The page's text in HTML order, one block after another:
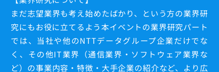
若手社員
M.Ejima
まだ志望業界も考え始めたばかり、という方の業界研
究にもお役に立てるよう本イベントの業界研究パート
では、当社や他のNTTデータグループ企業だけでな
く、その他IT業界（通信業界・ソフトウェア業界な
ど）の事業内容・特徴・大手企業の紹介など、より広